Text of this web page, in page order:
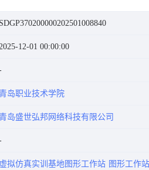
SDGP370200000202501008840
12-01 00:00:00
岛职业技术学院
岛盛世弘邦网络科技有限公司
虚拟仿真实训基地图形工作站 图形工作站